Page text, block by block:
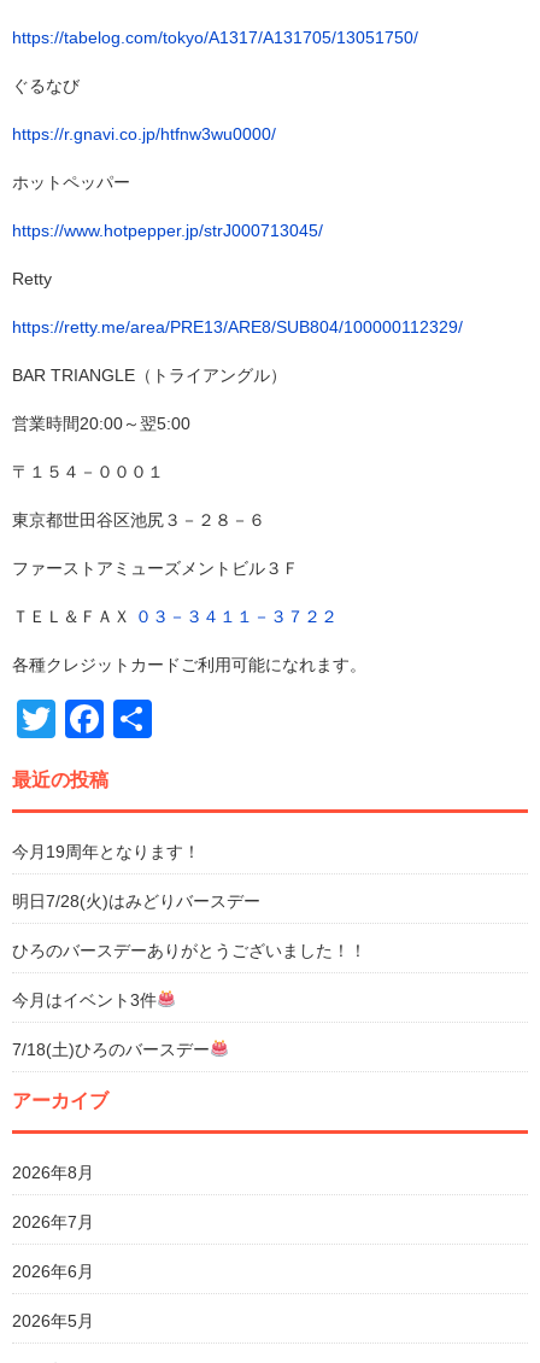
https://tabelog.com/tokyo/A1317/A131705/13051750/
ぐるなび
https://r.gnavi.co.jp/htfnw3wu0000/
ホットペッパー
https://www.hotpepper.jp/strJ000713045/
Retty
https://retty.me/area/PRE13/ARE8/SUB804/100000112329/
BAR TRIANGLE（トライアングル）
営業時間20:00～翌5:00
〒１５４－０００１
東京都世田谷区池尻３－２８－６
ファーストアミューズメントビル３Ｆ
ＴＥＬ＆ＦＡＸ ０３－３４１１－３７２２
各種クレジットカードご利用可能になれます。
TwitterFacebook
最近の投稿
今月19周年となります！
明日7/28(火)はみどりバースデー
ひろのバースデーありがとうございました！！
今月はイベント3件
7/18(土)ひろのバースデー
アーカイブ
2026年8月
2026年7月
2026年6月
2026年5月